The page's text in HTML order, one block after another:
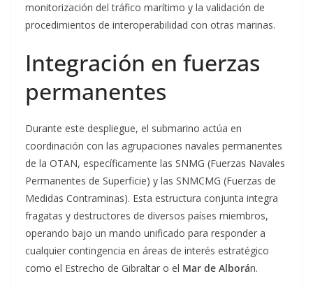
monitorización del tráfico marítimo y la validación de
procedimientos de interoperabilidad con otras marinas.
Integración en fuerzas
permanentes
Durante este despliegue, el submarino actúa en
coordinación con las agrupaciones navales permanentes
de la OTAN, específicamente las SNMG (Fuerzas Navales
Permanentes de Superficie) y las SNMCMG (Fuerzas de
Medidas Contraminas). Esta estructura conjunta integra
fragatas y destructores de diversos países miembros,
operando bajo un mando unificado para responder a
cualquier contingencia en áreas de interés estratégico
como el Estrecho de Gibraltar o el Mar de Alborán.